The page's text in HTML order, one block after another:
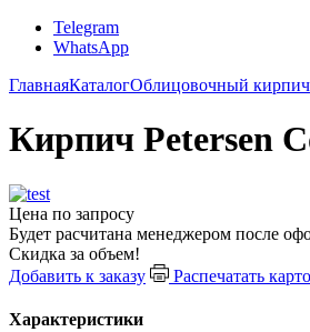
Telegram
WhatsApp
ГлавнаяКаталогОблицовочный кирпич
Кирпич Petersen
Цена по запросу
Будет расчитана менеджером после
Скидка за объем!
Добавить к заказу
Распечатать
Характеристики